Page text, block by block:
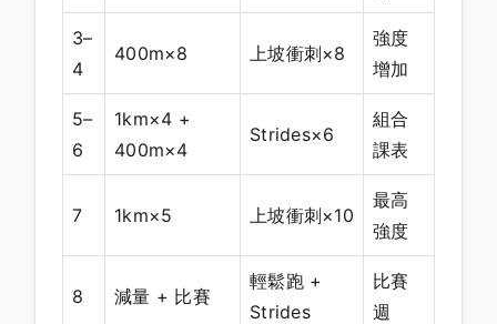
3–
4
400m×8 上坡衝刺×8
強度
增加
5–
6
1km×4 +
400m×4
Strides×6
組合
課表
7 1km×5 上坡衝刺×10
最高
強度
8 減量 + 比賽
輕鬆跑 +
Strides
比賽
週